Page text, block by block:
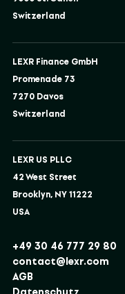
Switzerland
LEXR Finance GmbH
Promenade 73
7270 Davos
Switzerland
LEXR US PLLC
42 West Street
Brooklyn, NY 11222
USA
+49 30 46 777 29 80
contact@lexr.com
AGB